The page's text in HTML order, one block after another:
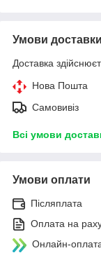
Умови доставки
Доставка
Нова Пошта
Самовивіз
Всі умови
Умови оплати
Післяплата
Оплата на
Онлайн-